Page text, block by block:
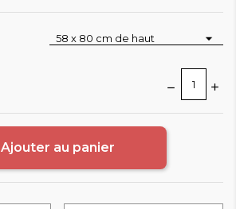
Ajouter au panier